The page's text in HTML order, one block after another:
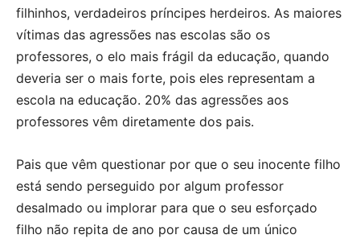
filhinhos, verdadeiros príncipes herdeiros. As maiores
vítimas das agressões nas escolas são os
professores, o elo mais frágil da educação, quando
deveria ser o mais forte, pois eles representam a
escola na educação. 20% das agressões aos
professores vêm diretamente dos pais.
Pais que vêm questionar por que o seu inocente filho
está sendo perseguido por algum professor
desalmado ou implorar para que o seu esforçado
filho não repita de ano por causa de um único